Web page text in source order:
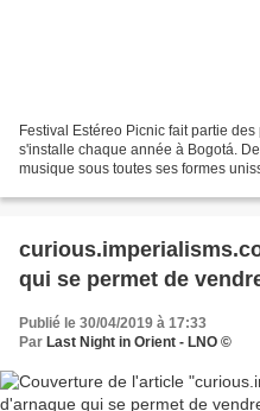
Festival Estéreo Picnic fait partie
s'installe chaque année à Bogotá. Des stars venues du monde entier et de la
musique sous toutes ses formes
qui se permet de
Publié le 30/04/2019 à 17:33
Par Last Night in Orient - LNO ©